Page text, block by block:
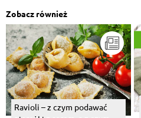
Zobacz również
Ravioli – z czym podawać